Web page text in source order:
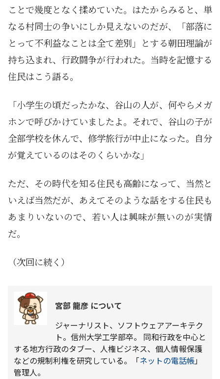
ことで幾度となく揉めていた。はたからみると、単
なる村同士の争いにしか見えないのだが、「部落に
とって不利益なことは全て差別」とする朝田理論が
持ち込まれ、行政闘争が行われた。当時を記憶する
住民はこう語る。
「小学生の頃だったかな、谷山の人が、何やらメガ
ホンで呼びかけていましたよ。それで、谷山の子が
全部学校を休んで、修学旅行が中止になった。自分
が覚えているのはそのくらいかな」
ただ、その時代を知る住民も高齢になって、当然と
いえば当然だが、あえてそのような話をする住民も
あまりいないので、若い人は興味が無いのが実情
だ。
（次回に続く）
宮部 龍彦 について
ジャーナリスト、ソフトウェアアーキテク
ト。信州大学工学部卒。 同和行政を中心と
する地方行政のタブー、人権ビジネス、個人情報保護
などの規制利権を研究している。「ネットの電話帳」
管理人。